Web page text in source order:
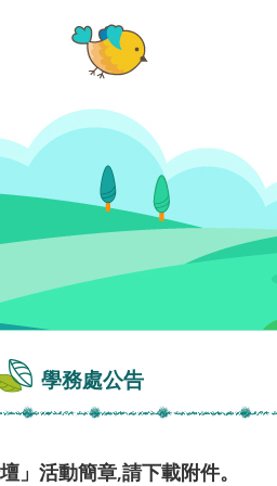
學務處公告
」活動簡章,請下載附件。